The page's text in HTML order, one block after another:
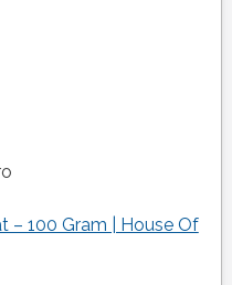
– 100 Gram | House Of